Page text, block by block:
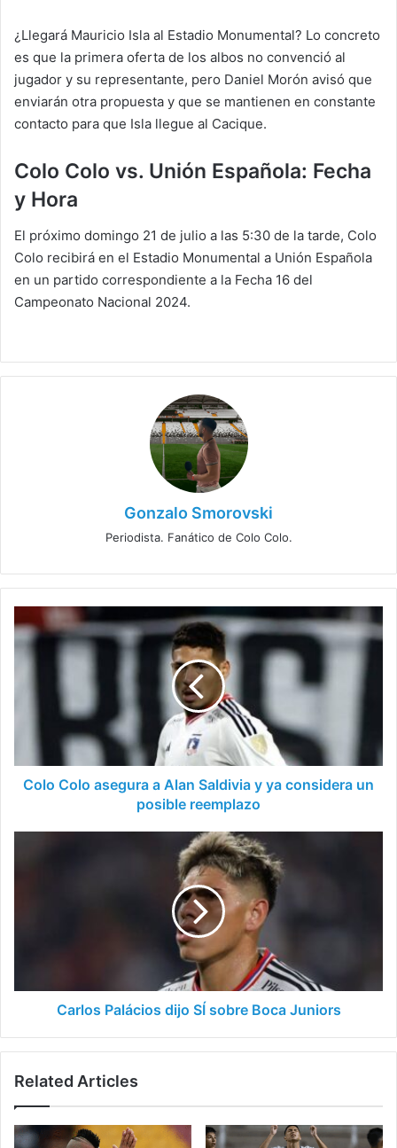
¿Llegará Mauricio Isla al Estadio Monumental? Lo concreto
es que la primera oferta de los albos no convenció al
jugador y su representante, pero Daniel Morón avisó que
enviarán otra propuesta y que se mantienen en constante
contacto para que Isla llegue al Cacique.
Colo Colo vs. Unión Española: Fecha
y Hora
El próximo domingo 21 de julio a las 5:30 de la tarde, Colo
Colo recibirá en el Estadio Monumental a Unión Española
en un partido correspondiente a la Fecha 16 del
Campeonato Nacional 2024.
Gonzalo Smorovski
Periodista. Fanático de Colo Colo.
Colo
asegura
considera
unColo Colo asegura a Alan Saldivia y ya considera un
posible reemplazo
Carlos Palácios dijo SÍ sobre Boca Juniors
Related Articles